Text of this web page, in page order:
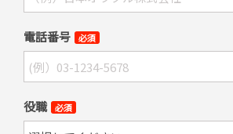
電話番号 必須
役職 必須